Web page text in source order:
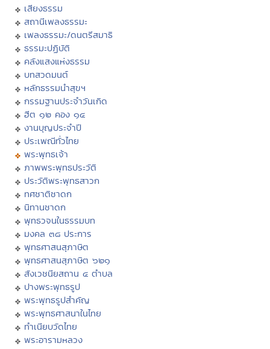
เสียงธรรม
สถานีเพลงธรรมะ
เพลงธรรมะ/ดนตรีสมาธิ
ธรรมะปฏิบัติ
คลังแสงแห่งธรรม
บทสวดมนต์
หลักธรรมนำสุขฯ
กรรมฐานประจำวันเกิด
ฮีต ๑๒ คอง ๑๔
งานบุญประจำปี
ประเพณีทั่วไทย
พระพุทธเจ้า
ภาพพระพุทธประวัติ
ประวัติพระพุทธสาวก
ทศชาติชาดก
นิทานชาดก
พุทธวจนในธรรมบท
มงคล ๓๘ ประการ
พุทธศาสนสุภาษิต
พุทธศาสนสุภาษิต ๖๒๑
สังเวชนียสถาน ๔ ตำบล
ปางพระพุทธรูป
พระพุทธรูปสำคัญ
พระพุทธศาสนาในไทย
ทำเนียบวัดไทย
พระอารามหลวง